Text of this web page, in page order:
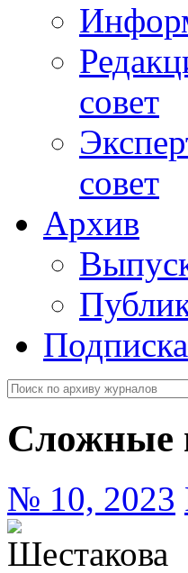
совет
совет
Архив
Подписка
Сложные
№ 10, 2023